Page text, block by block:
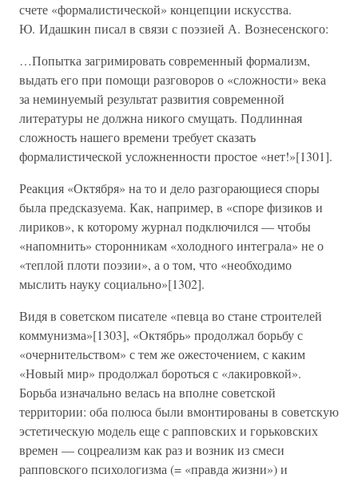
счете «формалистической» концепции искусства.
Ю. Идашкин писал в связи с поэзией А. Вознесенского:
…Попытка загримировать современный формализм,
выдать его при помощи разговоров о «сложности» века
за неминуемый результат развития современной
литературы не должна никого смущать. Подлинная
сложность нашего времени требует сказать
формалистической усложненности простое «нет!»[1301].
Реакция «Октября» на то и дело разгорающиеся споры
была предсказуема. Как, например, в «споре физиков и
лириков», к которому журнал подключился — чтобы
«напомнить» сторонникам «холодного интеграла» не о
«теплой плоти поэзии», а о том, что «необходимо
мыслить науку социально»[1302].
Видя в советском писателе «певца во стане строителей
коммунизма»[1303], «Октябрь» продолжал борьбу с
«очернительством» с тем же ожесточением, с каким
«Новый мир» продолжал бороться с «лакировкой».
Борьба изначально велась на вполне советской
территории: оба полюса были вмонтированы в советскую
эстетическую модель еще с рапповских и горьковских
времен — соцреализм как раз и возник из смеси
рапповского психологизма (= «правда жизни») и